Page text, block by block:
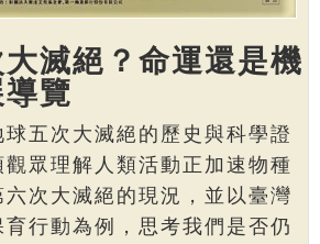
大滅絕？命運還是機
覽
五次大滅絕的歷史與科學證
眾理解人類活動正加速物種
次大滅絕的現況，並以臺灣
行動為例，思考我們是否仍